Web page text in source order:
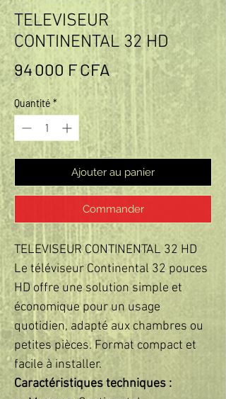
TELEVISEUR
CONTINENTAL 32 HD
94 000 F CFAPrix
Quantité *
Ajouter au panier
Commander
TELEVISEUR CONTINENTAL 32 HD
Le téléviseur Continental 32 pouces
HD offre une solution simple et
économique pour un usage
quotidien, adapté aux chambres ou
petites pièces. Format compact et
facile à installer.
Caractéristiques techniques :